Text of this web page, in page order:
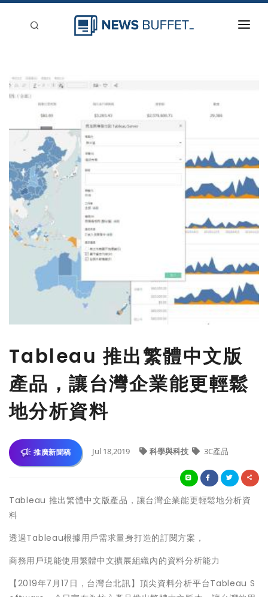
新聞稿分類
登入
刊登
Tableau 推出繁體中文版
產品，讓台灣企業能更輕鬆
地分析資料
推廣新聞稿 Jul 18,2019 科學與科技 3C產品
Tableau 推出繁體中文版產品，讓台灣企業能更輕鬆地分析資
料
透過Tableau根據用戶需求量身打造的訂閱方案，
商務用戶現能使用繁體中文擴展組織內的資料分析能力
【2019年7月17日，台灣台北訊】頂尖資料分析平台Tableau S